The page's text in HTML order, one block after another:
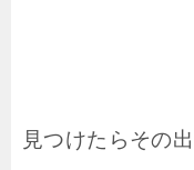
見つけたらその